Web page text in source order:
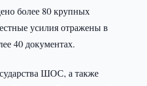
более 80 крупных
усилия отражены в
40 документах.
ШОС, а также